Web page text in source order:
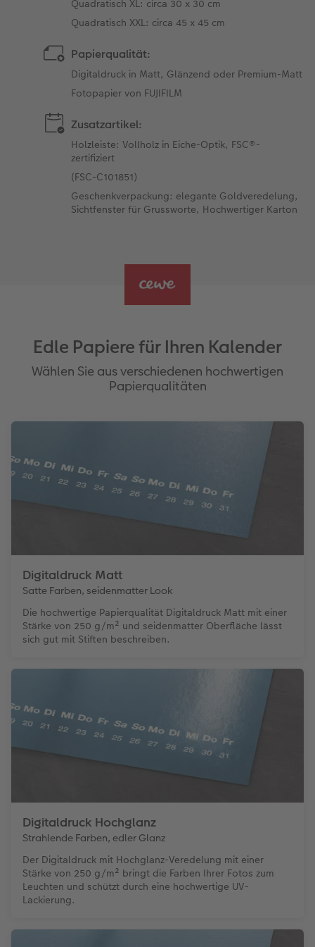
Quadratisch XL: circa 30 x 30 cm
Quadratisch XXL: circa 45 x 45 cm
Papierqualität:
Digitaldruck in Matt, Glänzend oder Premium-Matt
Fotopapier von FUJIFILM
Zusatzartikel:
Holzleiste: Vollholz in Eiche-Optik, FSC®-
zertifiziert
(FSC-C101851)
Geschenkverpackung: elegante Goldveredelung,
Sichtfenster für Grussworte, Hochwertiger Karton
Edle Papiere für Ihren Kalender
Wählen Sie aus verschiedenen hochwertigen
Papierqualitäten
Digitaldruck Matt
Satte Farben, seidenmatter Look
Die hochwertige Papierqualität Digitaldruck Matt mit einer
Stärke von 250 g/m² und seidenmatter Oberfläche lässt
sich gut mit Stiften beschreiben.
Digitaldruck Hochglanz
Strahlende Farben, edler Glanz
Der Digitaldruck mit Hochglanz-Veredelung mit einer
Stärke von 250 g/m² bringt die Farben Ihrer Fotos zum
Leuchten und schützt durch eine hochwertige UV-
Lackierung.